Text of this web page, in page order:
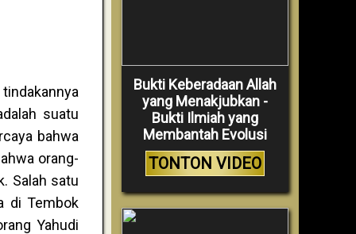
suatu
bahwa
orang-
Salah satu
di Tembok
Yahudi
Bukti Keberadaan Allah
yang Menakjubkan -
Bukti Ilmiah yang
Membantah Evolusi
TONTON VIDEO